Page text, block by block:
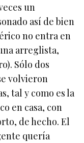
un
así de bien
no entra en
arreglista,
Sólo dos
volvieron
tal y como es la
en casa, con
de hecho. El
quería